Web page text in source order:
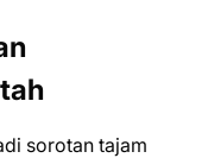
sorotan tajam